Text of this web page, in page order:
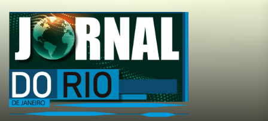
the
content
Jornal
do
Rio